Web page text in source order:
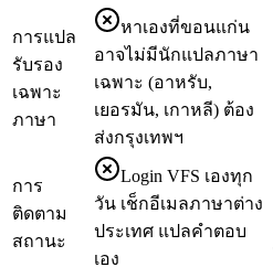
การแปล
รับรอง
เฉพาะ
ภาษา
หาเองที่ขอนแก่น
อาจไม่มีนักแปลภาษา
เฉพาะ (อาหรับ,
เยอรมัน, เกาหลี) ต้อง
ส่งกรุงเทพฯ
การ
ติดตาม
สถานะ
Login VFS เองทุก
วัน เช็กอีเมลภาษาต่าง
ประเทศ แปลคำตอบ
เอง